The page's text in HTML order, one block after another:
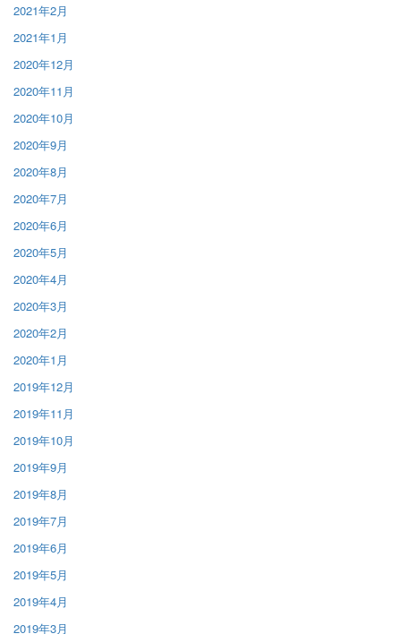
2021年2月
2021年1月
2020年12月
2020年11月
2020年10月
2020年9月
2020年8月
2020年7月
2020年6月
2020年5月
2020年4月
2020年3月
2020年2月
2020年1月
2019年12月
2019年11月
2019年10月
2019年9月
2019年8月
2019年7月
2019年6月
2019年5月
2019年4月
2019年3月